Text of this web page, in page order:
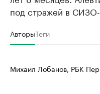
под стражей в СИЗО-
АвторыТеги
Михаил Лобанов, РБК